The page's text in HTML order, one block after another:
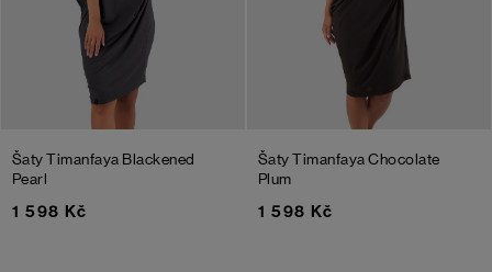
Šaty Timanfaya Blackened
Pearl
1 598 Kč
Šaty TimanfayaChocolate
Plum
1 598 Kč